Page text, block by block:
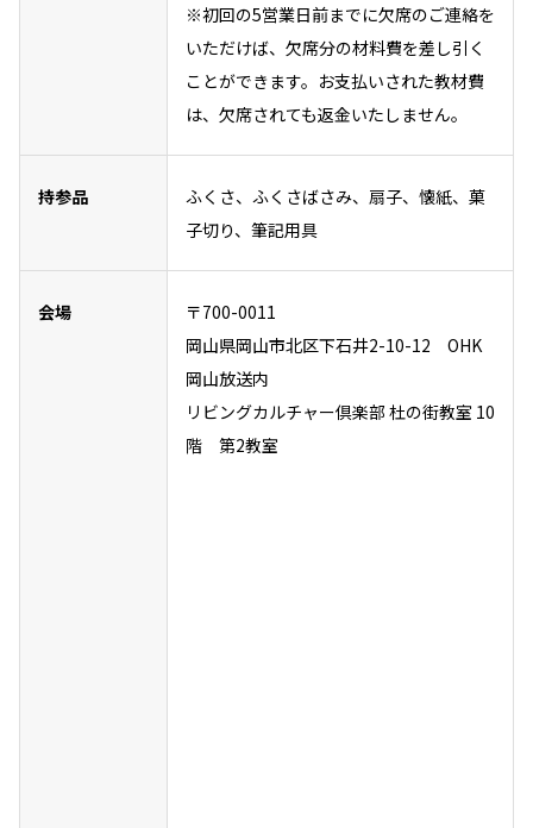
※初回の5営業日前までに欠席のご連絡を
いただけば、欠席分の材料費を差し引く
ことができます。お支払いされた教材費
は、欠席されても返金いたしません。
持参品
ふくさ、ふくさばさみ、扇子、懐紙、菓
子切り、筆記用具
会場
〒700-0011
岡山県岡山市北区下石井2-10-12 OHK
岡山放送内
リビングカルチャー倶楽部 杜の街教室 10
階 第2教室